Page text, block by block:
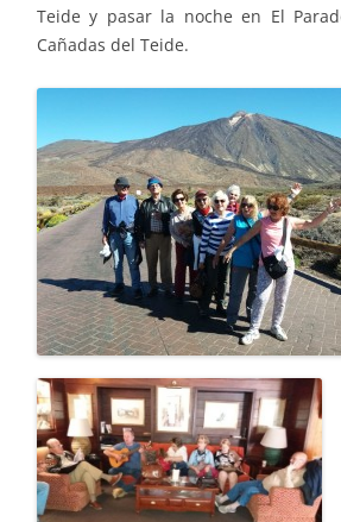
Teide y pasar la noche en El
Cañadas del Teide.